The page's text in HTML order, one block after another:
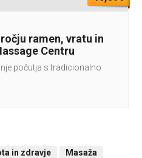
ramen, vratu in
Centru
počutja s tradicionalno
in zdravje Masaža